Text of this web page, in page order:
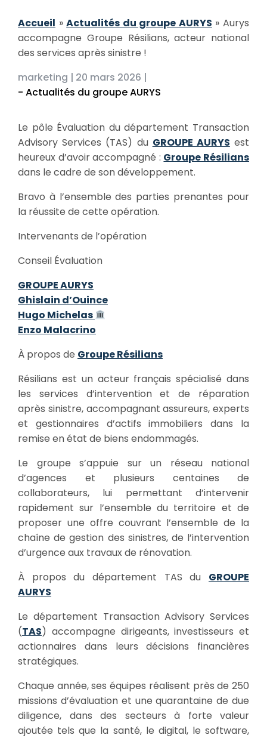
Accueil »Actualités du groupe AURYS »Aurys
accompagne Groupe Résilians, acteur national
des services après sinistre !
marketing | 20 mars 2026 |
- Actualités du groupe AURYS
Le pôle Évaluation du département Transaction
Advisory Services (TAS) du GROUPE AURYS est
heureux d’avoir accompagné : Groupe Résilians
dans le cadre de son développement.
Bravo à l’ensemble des parties prenantes pour
la réussite de cette opération.
Intervenants de l’opération
Conseil Évaluation
GROUPE AURYS
Ghislain d’Ouince
Hugo Michelas
Enzo Malacrino
À propos de Groupe Résilians
Résilians est un acteur français spécialisé dans
les services d’intervention et de réparation
après sinistre, accompagnant assureurs, experts
et gestionnaires d’actifs immobiliers dans la
remise en état de biens endommagés.
Le groupe s’appuie sur un réseau national
d’agences et plusieurs centaines de
collaborateurs, lui permettant d’intervenir
rapidement sur l’ensemble du territoire et de
proposer une offre couvrant l’ensemble de la
chaîne de gestion des sinistres, de l’intervention
d’urgence aux travaux de rénovation.
À propos du département TAS du GROUPE
AURYS
Le département Transaction Advisory Services
(TAS) accompagne dirigeants, investisseurs et
actionnaires dans leurs décisions financières
stratégiques.
Chaque année, ses équipes réalisent près de 250
missions d’évaluation et une quarantaine de due
diligence, dans des secteurs à forte valeur
ajoutée tels que la santé, le digital, le software,